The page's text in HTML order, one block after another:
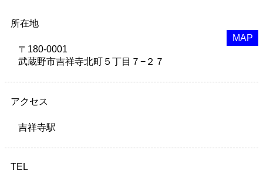
所在地
〒180-0001
武蔵野市吉祥寺北町５丁目７−２７
MAP
アクセス
吉祥寺駅
TEL